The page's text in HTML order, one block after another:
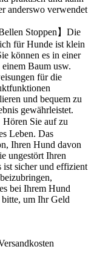
anderswo verwendet
Stoppen】Die
für Hunde ist klein
können es in einer
Baum usw.
für die
und bequem zu
gewährleistet.
Sie auf zu
Leben. Das
Ihren Hund davon
ungestört Ihren
ist sicher und effizient
bei Ihrem Hund
um Ihr Geld